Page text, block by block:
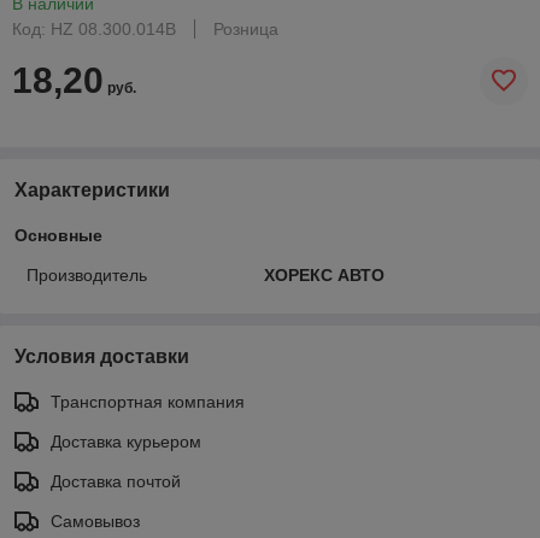
Код: HZ 08.300.014B
Розница
18,20 руб.
Характеристики
Основные
Производитель ХОРЕКС АВТО
Условия доставки
Транспортная компания
Доставка курьером
Доставка почтой
Самовывоз